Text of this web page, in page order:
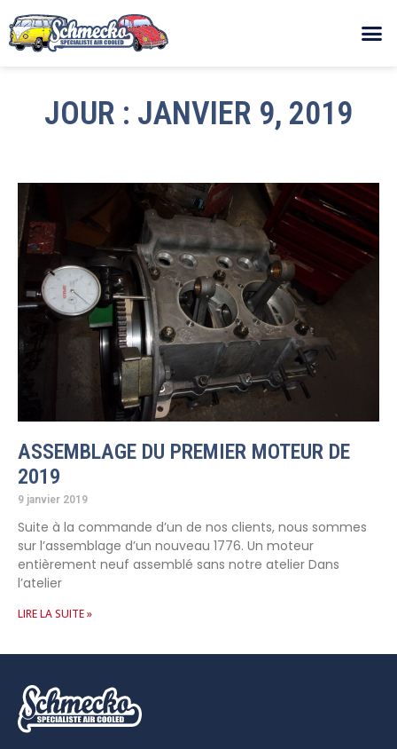
JOUR : JANVIER 9, 2019
ASSEMBLAGE DU PREMIER MOTEUR DE
2019
9 janvier 2019
Suite à la commande d’un de nos clients, nous sommes
sur l’assemblage d’un nouveau 1776. Un moteur
entièrement neuf assemblé sans notre atelier Dans
l’atelier
LIRE LA SUITE »